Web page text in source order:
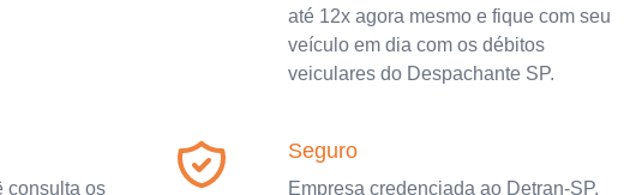
até 12x agora mesmo e fique com seu
veículo em dia com os débitos
veiculares do Despachante SP.
consulta os
Seguro
Empresa credenciada ao Detran-SP,